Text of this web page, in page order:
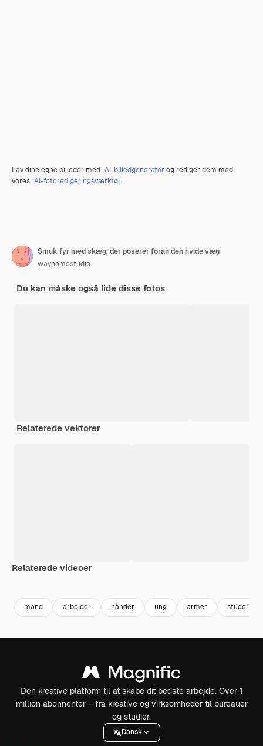
Lav dine egne billeder med AI-billedgenerator og rediger dem med
vores AI-fotoredigeringsværktøj.
Smuk fyr med skæg, der poserer foran den hvide væg
wayhomestudio
Du kan måske også lide disse fotos
Relaterede vektorer
Relaterede videoer
mand arbejder hånder ung armer
Den kreative platform til at skabe dit bedste arbejde. Over 1
million abonnenter – fra kreative og virksomheder til bureauer
og studier.
Dansk